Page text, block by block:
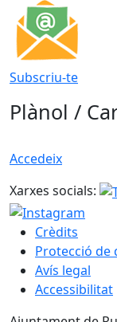
Subscriu-te
Plànol /
Accedeix
Xarxes socials:
Crèdits
Protecció de
Avís legal
Accessibilitat